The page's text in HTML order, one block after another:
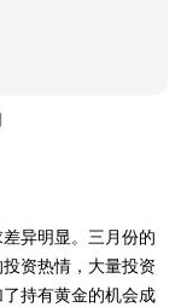
异明显。三月份的
资热情，大量投资
持有黄金的机会成